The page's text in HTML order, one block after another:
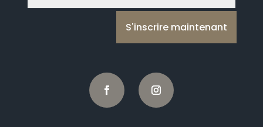
S'inscrire maintenant